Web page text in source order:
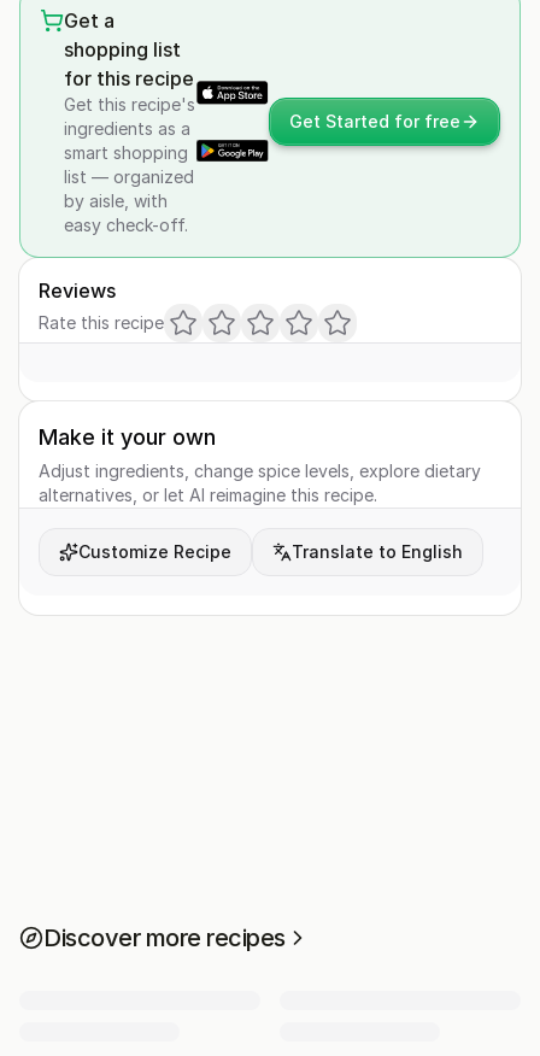
Get a
shopping list
for this recipe
Get this recipe's
ingredients as a
smart shopping
list — organized
by aisle, with
easy check-off.
Get Started for free
Reviews
Rate this recipe
Make it your own
Adjust ingredients, change spice levels, explore dietary
alternatives, or let AI reimagine this recipe.
Customize Recipe Translate to English
Discover more recipes